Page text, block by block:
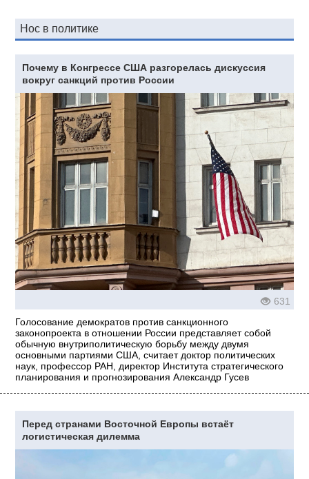
Нос в политике
Почему в Конгрессе США разгорелась дискуссия
вокруг санкций против России
631
Голосование демократов против санкционного
законопроекта в отношении России представляет собой
обычную внутриполитическую борьбу между двумя
основными партиями США, считает доктор политических
наук, профессор РАН, директор Института стратегического
планирования и прогнозирования Александр Гусев
Перед странами Восточной Европы встаёт
логистическая дилемма